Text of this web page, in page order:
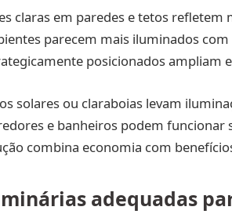
claras em paredes e tetos
parecem mais iluminados
posicionados ampliam
solares ou claraboias levam
e banheiros podem funcionar
combina economia com
adequadas